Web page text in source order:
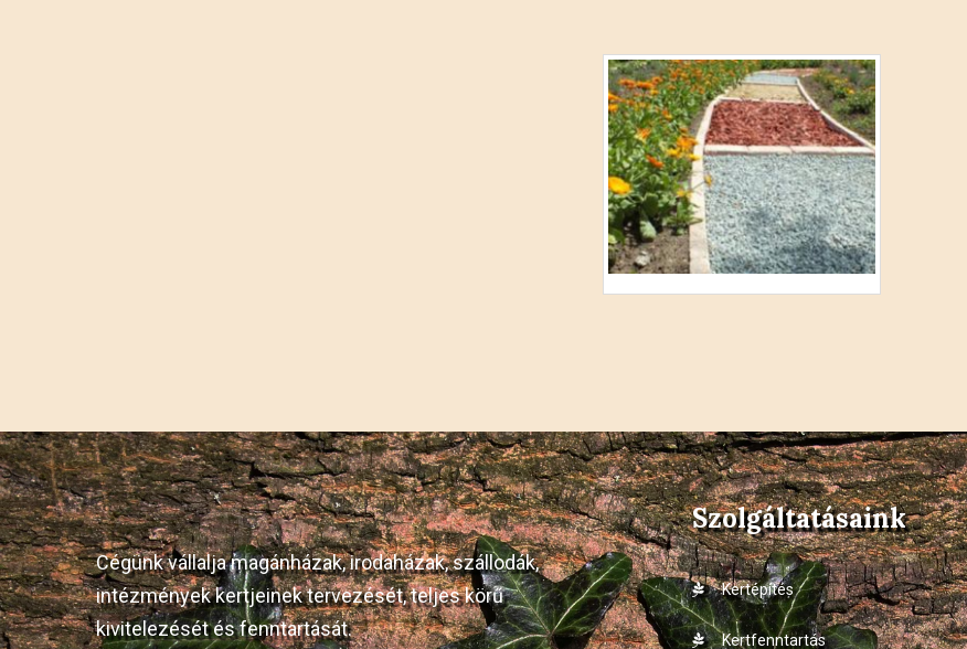
Cégünk vállalja magánházak, irodaházak, szállodák,
intézmények kertjeinek tervezését, teljes körű
kivitelezését és fenntartását.
Szolgáltatásaink
Kertépítés
Kertfenntartás